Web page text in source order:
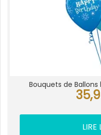
Bouquets de
LIRE